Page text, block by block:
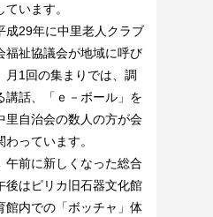
います。
29年に中里老人クラブ
福祉協議会が地域に呼び
月1回の集まりでは、調
講話、「ｅ－ボール」を
里自治会の数人の方が会
っています。
前に新しくなった総合
後はピリカ旧石器文化館
館内での「ボッチャ」体